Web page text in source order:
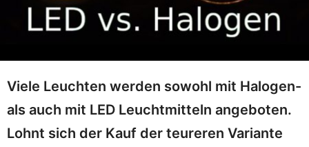
Viele Leuchten werden sowohl mit Halogen-
als auch mit LED Leuchtmitteln angeboten.
Lohnt sich der Kauf der teureren Variante